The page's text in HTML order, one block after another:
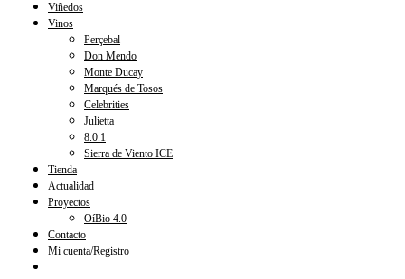
Viñedos
Vinos
Perçebal
Don Mendo
Monte Ducay
Marqués de Tosos
Celebrities
Julietta
8.0.1
Sierra de Viento ICE
Tienda
Actualidad
Proyectos
OíBio 4.0
Contacto
Mi cuenta/Registro